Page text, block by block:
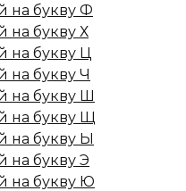
на букву Ф
на букву Х
на букву Ц
на букву Ч
на букву Ш
на букву Щ
на букву Ы
на букву Э
на букву Ю